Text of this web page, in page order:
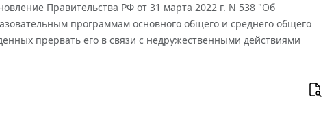
Правительства РФ от 31 марта 2022 г. N 538 "Об
программам основного общего и среднего общего
прервать его в связи с недружественными действиями